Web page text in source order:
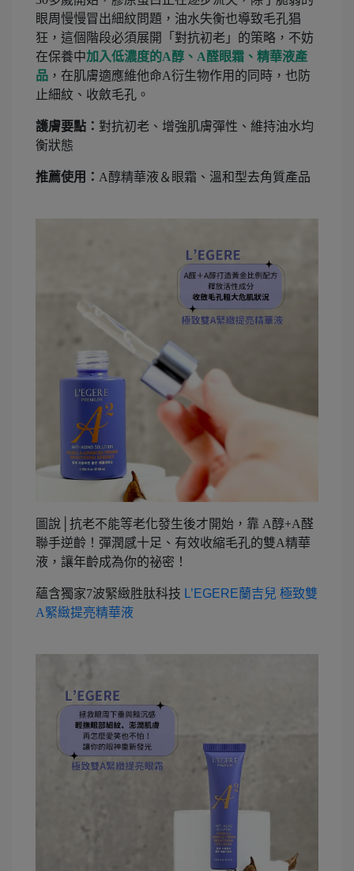
眼周慢慢冒出細紋問題，油水失衡也導致毛孔猖
狂，這個階段必須展開「對抗初老」的策略，不妨
在保養中加入低濃度的A醇、A醛眼霜、精華液產
品 ，在肌膚適應維他命A衍生物作用的同時，也防
止細紋、收斂毛孔。
護膚要點： 對抗初老、增強肌膚彈性、維持油水均
衡狀態
推薦使用： A醇精華液＆眼霜、溫和型去角質產品
圖說│抗老不能等老化發生後才開始，靠 A醇+A醛
聯手逆齡！彈潤感十足、有效收縮毛孔的雙A精華
液，讓年齡成為你的祕密！
蘊含獨家7波緊緻胜肽科技 L’EGERE蘭吉兒 極致雙
A緊緻提亮精華液